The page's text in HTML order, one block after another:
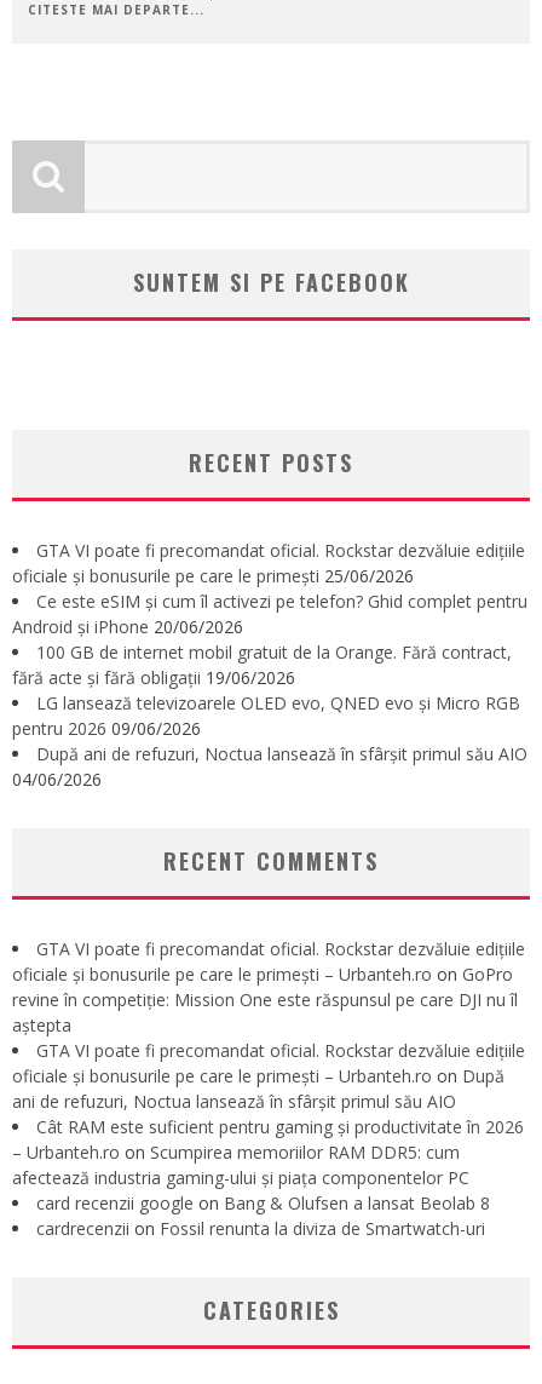
CITESTE MAI DEPARTE...
SUNTEM SI PE FACEBOOK
RECENT POSTS
GTA VI poate fi precomandat oficial. Rockstar dezvăluie edițiile
oficiale și bonusurile pe care le primești 25/06/2026
Ce este eSIM și cum îl activezi pe telefon? Ghid complet pentru
Android și iPhone 20/06/2026
100 GB de internet mobil gratuit de la Orange. Fără contract,
fără acte și fără obligații 19/06/2026
LG lansează televizoarele OLED evo, QNED evo și Micro RGB
pentru 2026 09/06/2026
După ani de refuzuri, Noctua lansează în sfârșit primul său AIO
04/06/2026
RECENT COMMENTS
GTA VI poate fi precomandat oficial. Rockstar dezvăluie edițiile
oficiale și bonusurile pe care le primești – Urbanteh.ro on GoPro
revine în competiție: Mission One este răspunsul pe care DJI nu îl
aștepta
GTA VI poate fi precomandat oficial. Rockstar dezvăluie edițiile
oficiale și bonusurile pe care le primești – Urbanteh.ro on După
ani de refuzuri, Noctua lansează în sfârșit primul său AIO
Cât RAM este suficient pentru gaming și productivitate în 2026
– Urbanteh.ro on Scumpirea memoriilor RAM DDR5: cum
afectează industria gaming-ului și piața componentelor PC
card recenzii google on Bang & Olufsen a lansat Beolab 8
cardrecenzii on Fossil renunta la diviza de Smartwatch-uri
CATEGORIES